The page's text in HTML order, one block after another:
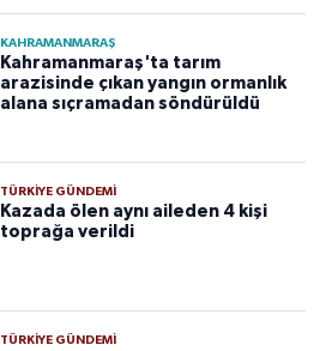
KAHRAMANMARAŞ
Kahramanmaraş'ta tarım
arazisinde çıkan yangın ormanlık
alana sıçramadan söndürüldü
TÜRKIYE GÜNDEMI
Kazada ölen aynı aileden 4 kişi
toprağa verildi
TÜRKIYE GÜNDEMI